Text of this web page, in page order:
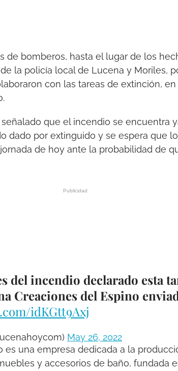
de bomberos, hasta el lugar de los
la policía local de Lucena y Moriles,
con las tareas de extinción,
que el incendio se encuentra
dado por extinguido y se espera que
de hoy ante la probabilidad de
del incendio declarado esta
Creaciones del Espino
idKGtt9Axj
May 26, 2022
es una empresa dedicada a la
y accesorios de baño, fundada